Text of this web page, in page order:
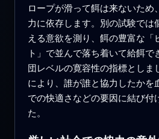
ロープが滑って餌は来ないため
力に依存します。別の試験では
える意欲を測り、餌の豊富な「
ト」で並んで落ち着いて給餌
団レベルの寛容性の指標としま
により、誰が誰と協力したかを
での快適さなどの要因に結び付
た。